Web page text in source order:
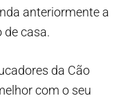
anteriormente a
de casa.
da Cão
com o seu